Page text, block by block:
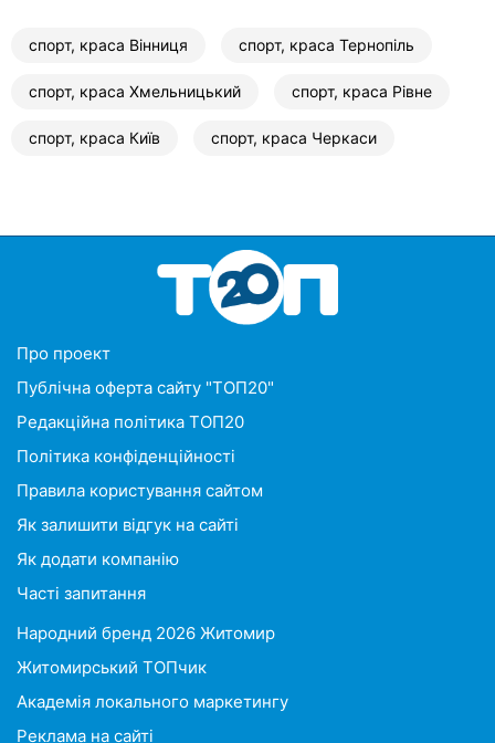
спорт, краса Вінниця спорт, краса Тернопіль
спорт, краса Хмельницький спорт, краса Рівне
спорт, краса Київ спорт, краса Черкаси
Про проект
Публічна оферта сайту "ТОП20"
Редакційна політика ТОП20
Політика конфіденційності
Правила користування сайтом
Як залишити відгук на сайті
Як додати компанію
Часті запитання
Народний бренд 2026 Житомир
Житомирський ТОПчик
Академія локального маркетингу
Реклама на сайті